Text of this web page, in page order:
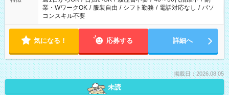
業・WワークOK / 服装自由 / シフト勤務 / 電話対応なし / パソ
コンスキル不要
気になる！ 応募する 詳細へ
掲載日：2026.08.05
未読